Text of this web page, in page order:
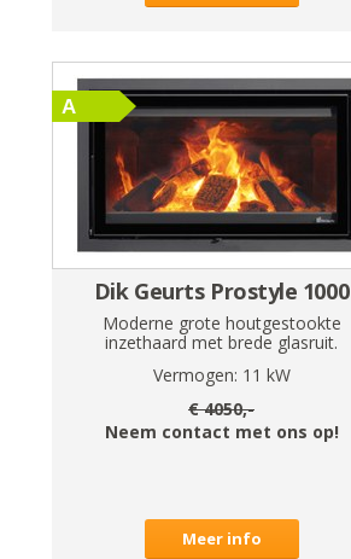
Dik Geurts Prostyle 1000
Moderne grote houtgestookte
inzethaard met brede glasruit.
Vermogen: 11 kW
€4050,-
Neem contact met ons op!
Meer info